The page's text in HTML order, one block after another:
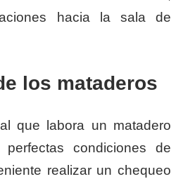
hacia la sala de
los mataderos
que labora un matadero
condiciones de
realizar un chequeo